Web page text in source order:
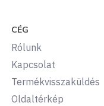
CÉG
Rólunk
Kapcsolat
Termékvisszaküldés
Oldaltérkép